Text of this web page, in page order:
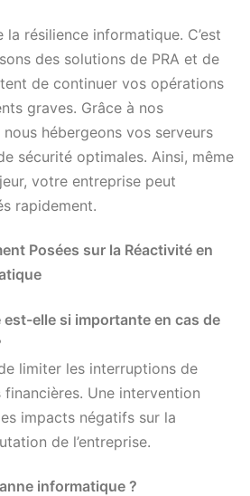
résilience informatique. C’est
des solutions de PRA et de
de continuer vos opérations
graves. Grâce à nos
hébergeons vos serveurs
sécurité optimales. Ainsi, même
votre entreprise peut
rapidement.
Posées sur la Réactivité en
elle si importante en cas de
limiter les interruptions de
Une intervention
impacts négatifs sur la
de l’entreprise.
informatique ?